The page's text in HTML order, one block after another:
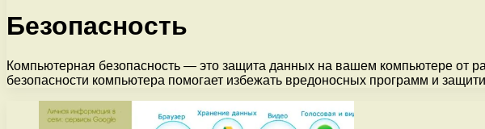
Безопасность
Компьютерная безопасность — это защита данных на вашем компьютере от
безопасности компьютера помогает избежать вредоносных программ и